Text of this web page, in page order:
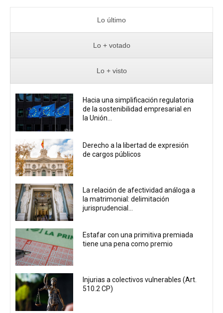
Lo último
Lo + votado
Lo + visto
Hacia una simplificación regulatoria
de la sostenibilidad empresarial en
la Unión...
Derecho a la libertad de expresión
de cargos públicos
La relación de afectividad análoga a
la matrimonial: delimitación
jurisprudencial...
Estafar con una primitiva premiada
tiene una pena como premio
Injurias a colectivos vulnerables (Art.
510.2 CP)